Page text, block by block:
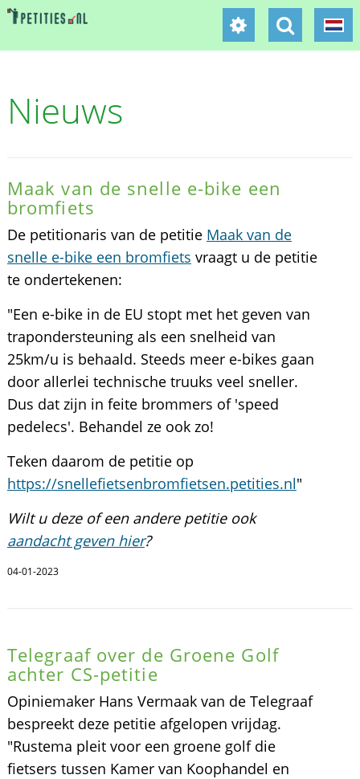
Nieuws
Maak van de snelle e-bike een
bromfiets
De petitionaris van de petitie Maak van de
snelle e-bike een bromfiets vraagt u de petitie
te ondertekenen:
"Een e-bike in de EU stopt met het geven van
trapondersteuning als een snelheid van
25km/u is behaald. Steeds meer e-bikes gaan
door allerlei technische truuks veel sneller.
Dus dat zijn in feite brommers of 'speed
pedelecs'. Behandel ze ook zo!
Teken daarom de petitie op
https://snellefietsenbromfietsen.petities.nl"
Wilt u deze of een andere petitie ook
aandacht geven hier?
04-01-2023
Telegraaf over de Groene Golf
achter CS-petitie
Opiniemaker Hans Vermaak van de Telegraaf
bespreekt deze petitie afgelopen vrijdag.
"Rustema pleit voor een groene golf die
fietsers tussen Kamer van Koophandel en